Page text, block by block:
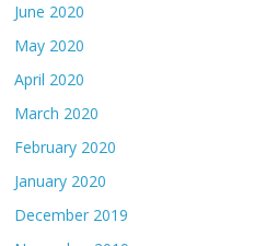
June 2020
May 2020
April 2020
March 2020
February 2020
January 2020
December 2019